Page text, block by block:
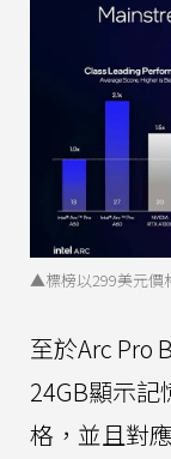
▲標榜以299美元價
至於Arc Pro
24GB顯示記
格，並且對